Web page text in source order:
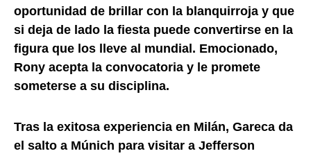
oportunidad de brillar con la blanquirroja y que
si deja de lado la fiesta puede convertirse en la
figura que los lleve al mundial. Emocionado,
Rony acepta la convocatoria y le promete
someterse a su disciplina.
Tras la exitosa experiencia en Milán, Gareca da
el salto a Múnich para visitar a Jefferson